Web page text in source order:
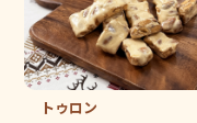
トゥロン